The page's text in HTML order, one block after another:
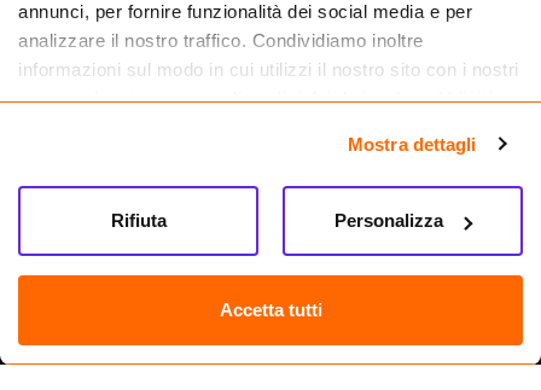
annunci, per fornire funzionalità dei social media e per
analizzare il nostro traffico. Condividiamo inoltre
informazioni sul modo in cui utilizzi il nostro sito con i nostri
partner che si occupano di analisi dei dati web, pubblicità e
informazioni che hai fornito loro o che hanno raccolto dal
tuo utilizzo dei loro servizi.
Mostra dettagli
Accetta tutti
Personalizza
Rifiuta
Farma.it S.a.s. P. IVA 07417261216 REA: NA-884088
CREDITS
Sede legale Via delle Repubbliche Marinare 128, 80147 Napoli